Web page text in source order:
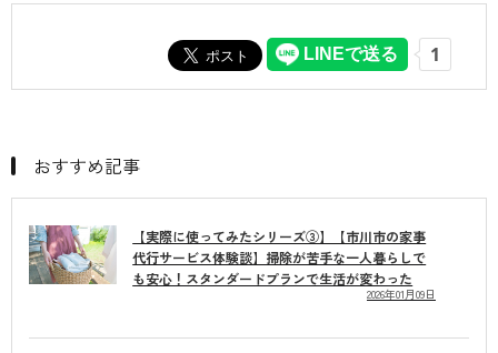
おすすめ記事
【実際に使ってみたシリーズ③】【市川市の家事
代行サービス体験談】掃除が苦手な一人暮らしで
も安心！スタンダードプランで生活が変わった
2026年01月09日